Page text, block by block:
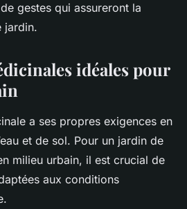
gestes qui assureront la
jardin.
idéales pour
a ses propres exigences en
et de sol. Pour un jardin de
milieu urbain, il est crucial de
aux conditions